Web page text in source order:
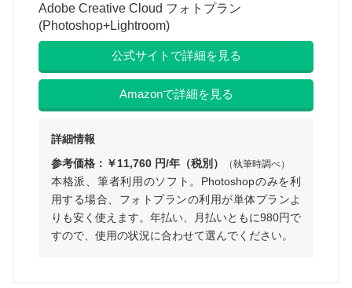
Adobe Creative Cloud フォトプラン
(Photoshop+Lightroom)
公式サイトで詳細を見る
Amazonで詳細を見る
詳細情報
参考価格：￥11,760 円/年（税別）
（執筆時調べ）
本格派、筆者利用のソフト。Photoshopのみを利
用する場合、フォトプランの利用が単体プランよ
りも安く使えます。年払い、月払いともに980円で
すので、使用の状況に合わせて選んでください。